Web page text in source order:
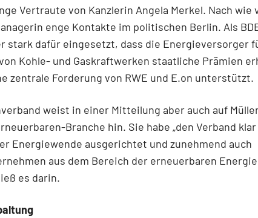
Vertraute von Kanzlerin Angela Merkel. Nach wie
enge Kontakte im politischen Berlin. Als
stark dafür eingesetzt, dass die Energieversorger
Kohle- und Gaskraftwerken staatliche Prämien
zentrale Forderung von RWE und E.on unterstützt.
weist in einer Mitteilung aber auch auf
Branche hin. Sie habe „den Verband
Energiewende ausgerichtet und zunehmend auch
aus dem Bereich der erneuerbaren
es darin.